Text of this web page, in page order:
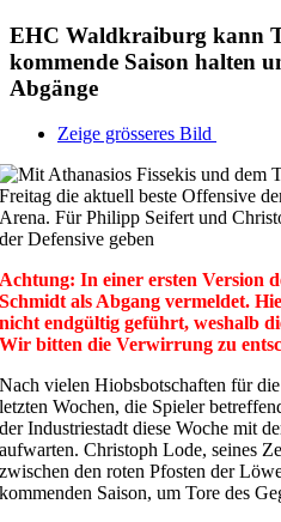
EHC Waldkraiburg kann
kommende Saison halten
Abgänge
Zeige grösseres Bild
Achtung: In einer ersten Version
Schmidt als Abgang vermeldet.
nicht endgültig geführt, weshalb
Wir bitten die Verwirrung zu
Nach vielen Hiobsbotschaften für
letzten Wochen, die Spieler
der Industriestadt diese Woche mit
aufwarten. Christoph Lode, seines
zwischen den roten Pfosten der
kommenden Saison, um Tore des